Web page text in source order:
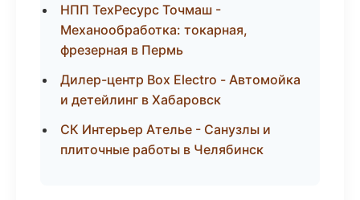
НПП ТехРесурс Точмаш -
Механообработка: токарная,
фрезерная в Пермь
Дилер-центр Box Electro - Автомойка
и детейлинг в Хабаровск
СК Интерьер Ателье - Санузлы и
плиточные работы в Челябинск